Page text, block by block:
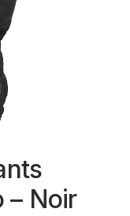
– Noir